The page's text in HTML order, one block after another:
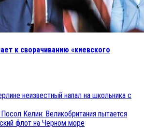
к сворачиванию «киевского
неизвестный напал на школьника с
Посол Келин: Великобритания пытается
флот на Черном море